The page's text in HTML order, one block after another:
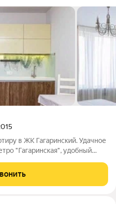
в ЖК Гагаринский. Удачное
"Гагаринская", удобный
консьерж,